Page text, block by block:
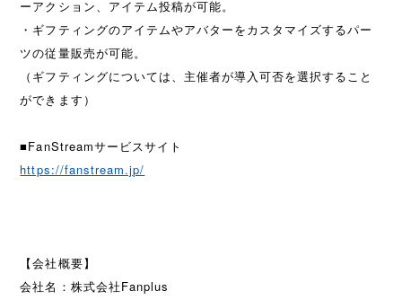
ーアクション、アイテム投稿が可能。
・ギフティングのアイテムやアバターをカスタマイズするパー
ツの従量販売が可能。
（ギフティングについては、主催者が導入可否を選択すること
ができます）
■FanStreamサービスサイト
https://fanstream.jp/
【会社概要】
会社名：株式会社Fanplus